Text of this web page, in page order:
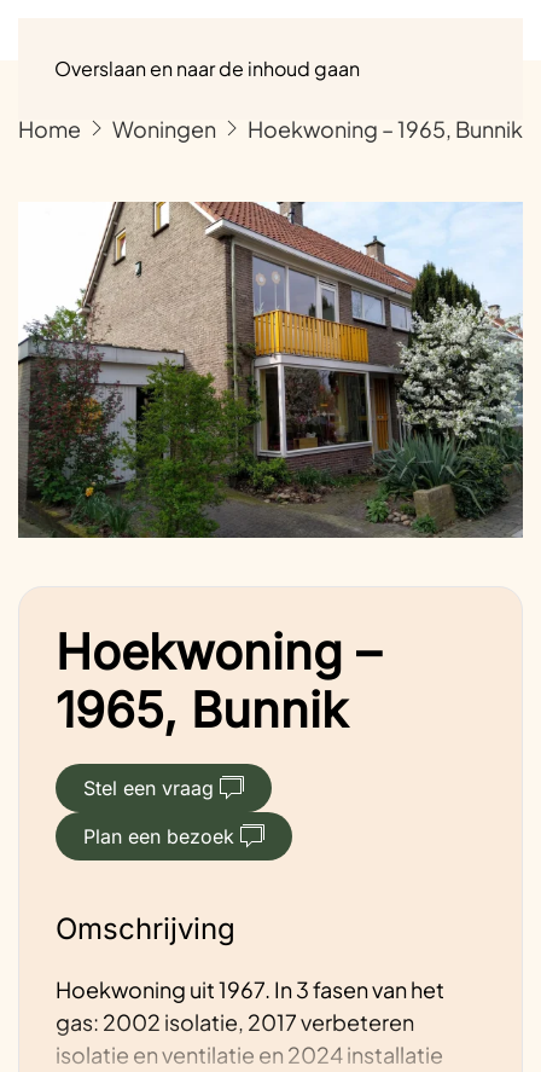
Overslaan en naar de inhoud gaan
Home Woningen Hoekwoning – 1965, Bunnik
Hoekwoning –
1965, Bunnik
Stel een vraag
Plan een bezoek
Omschrijving
Hoekwoning uit 1967. In 3 fasen van het
gas: 2002 isolatie, 2017 verbeteren
isolatie en ventilatie en 2024 installatie